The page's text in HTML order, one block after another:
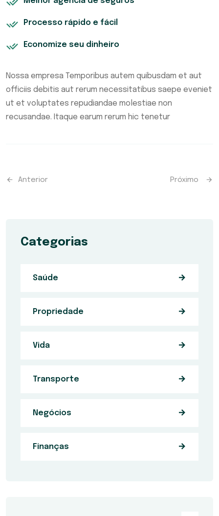
Processo rápido e fácil
Economize seu dinheiro
Nossa empresa Temporibus autem quibusdam et aut
officiis debitis aut rerum necessitatibus saepe eveniet
ut et voluptates repudiandae molestiae non
recusandae. Itaque earum rerum hic tenetur
Anterior Próximo
Categorias
Saúde
Propriedade
Vida
Transporte
Negócios
Finanças